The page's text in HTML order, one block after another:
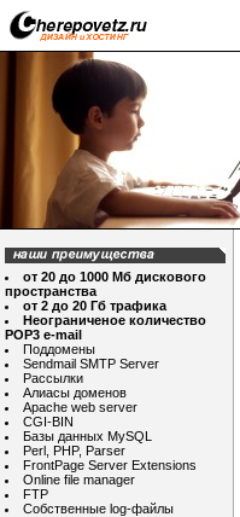
от 20 до 1000 Мб дискового
пространства
от 2 до 20 Гб трафика
Неограниченое количество
POP3 e-mail
Поддомены
Sendmail SMTP Server
Рассылки
Алиасы доменов
Apache web server
CGI-BIN
Базы данных MySQL
Perl, PHP, Parser
FrontPage Server Extensions
Online file manager
FTP
Собственные log-файлы